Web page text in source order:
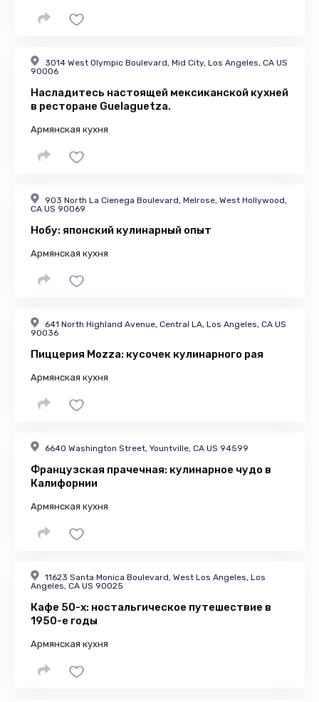
3014 West Olympic Boulevard, Mid City, Los Angeles, CA US
90006
Насладитесь настоящей мексиканской кухней
в ресторане Guelaguetza.
Армянская кухня
903 North La Cienega Boulevard, Melrose, West Hollywood,
CA US 90069
Нобу: японский кулинарный опыт
Армянская кухня
641 North Highland Avenue, Central LA, Los Angeles, CA US
90036
Пиццерия Mozza: кусочек кулинарного рая
Армянская кухня
6640 Washington Street, Yountville, CA US 94599
Французская прачечная: кулинарное чудо в
Калифорнии
Армянская кухня
11623 Santa Monica Boulevard, West Los Angeles, Los
Angeles, CA US 90025
Кафе 50-х: ностальгическое путешествие в
1950-е годы
Армянская кухня